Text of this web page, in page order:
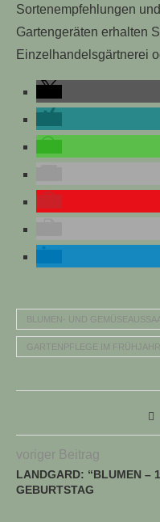
Sortenempfehlungen
Gartengeräten erhalten
Einzelhandelsgärtnerei
BLUMEN- UND
GARTENPFLEGE IM FRÜHJAHR
voriger Beitrag
LANDGARD: “BLUMEN –
GEBURTSTAG